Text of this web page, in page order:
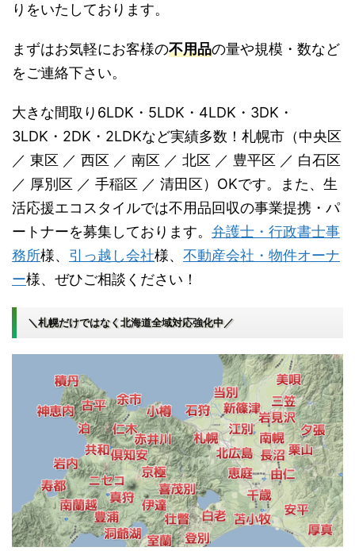
りをいたしております。
まずはお気軽にお客様の不用品の量や規模・数など
をご連絡下さい。
大きな間取り6LDK・5LDK・4LDK・3DK・
3LDK・2DK・2LDKなど実績多数！札幌市（中央区
／ 東区 ／ 西区 ／ 南区 ／ 北区 ／ 豊平区 ／ 白石区
／ 厚別区 ／ 手稲区 ／ 清田区）OKです。また、生
活応援エコスタイルでは不用品回収の事業提携・パ
ートナーを募集しております。 弁護士・行政書士事
務所様、 引っ越し会社様、 不動産会社・物件オーナ
ー様、ぜひご相談ください！
＼札幌だけではなく北海道全域対応強化中／